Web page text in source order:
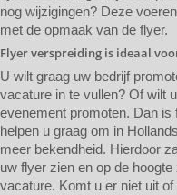
nog wijzigingen? Deze
met de opmaak van de flyer.
Flyer verspreiding is ideaal
U wilt graag uw bedrijf
vacature in te vullen? Of wilt
evenement promoten. Dan
helpen u graag om in
meer bekendheid. Hierdoor
uw flyer zien en op de
vacature. Komt u er niet uit